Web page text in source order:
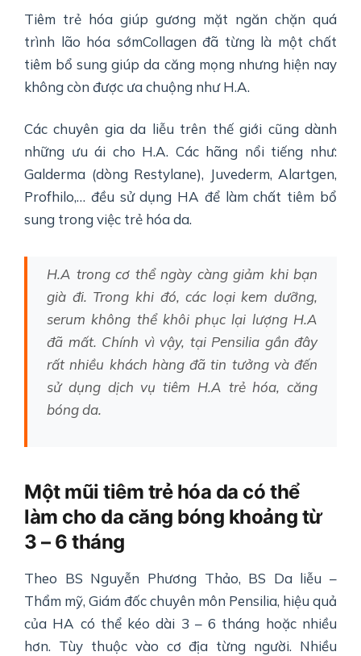
Tiêm trẻ hóa giúp gương mặt ngăn chặn quá
trình lão hóa sớmCollagen đã từng là một chất
tiêm bổ sung giúp da căng mọng nhưng hiện nay
không còn được ưa chuộng như H.A.
Các chuyên gia da liễu trên thế giới cũng dành
những ưu ái cho H.A. Các hãng nổi tiếng như:
Galderma (dòng Restylane), Juvederm, Alartgen,
Profhilo,… đều sử dụng HA để làm chất tiêm bổ
sung trong việc trẻ hóa da.
H.A trong cơ thể ngày càng giảm khi bạn
già đi. Trong khi đó, các loại kem dưỡng,
serum không thể khôi phục lại lượng H.A
đã mất. Chính vì vậy, tại Pensilia gần đây
rất nhiều khách hàng đã tin tưởng và đến
sử dụng dịch vụ tiêm H.A trẻ hóa, căng
bóng da.
Một mũi tiêm trẻ hóa da có thể
làm cho da căng bóng khoảng từ
3 – 6 tháng
Theo BS Nguyễn Phương Thảo, BS Da liễu –
Thẩm mỹ, Giám đốc chuyên môn Pensilia, hiệu quả
của HA có thể kéo dài 3 – 6 tháng hoặc nhiều
hơn. Tùy thuộc vào cơ địa từng người. Nhiều